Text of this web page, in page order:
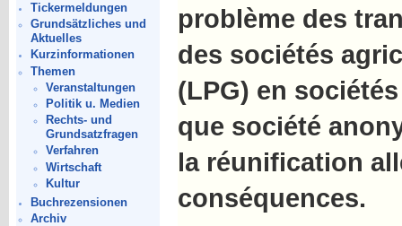
Tickermeldungen
Grundsätzliches und
Aktuelles
Kurzinformationen
Themen
Veranstaltungen
Politik u. Medien
Rechts- und
Grundsatzfragen
Verfahren
Wirtschaft
Kultur
Buchrezensionen
Archiv
problème des
des sociétés
(LPG) en
que société
la réunification
conséquences.